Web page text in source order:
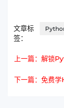
文章标
签：
上一篇：解锁
下一篇：免费